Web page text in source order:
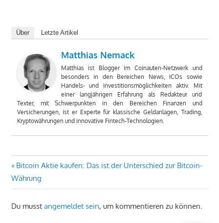
Über Letzte Artikel
Matthias Nemack
Matthias ist Blogger im Coinauten-Netzwerk und
besonders in den Bereichen News, ICOs sowie
Handels- und Investitionsmöglichkeiten aktiv. Mit
einer langjährigen Erfahrung als Redakteur und
Texter, mit Schwerpunkten in den Bereichen Finanzen und
Versicherungen, ist er Experte für klassische Geldanlagen, Trading,
Kryptowährungen und innovative Fintech-Technologien.
Beitragsnavigation
Vorheriger
Beitrag:
Bitcoin Aktie kaufen: Das ist der Unterschied zur Bitcoin-
Währung
Du musst angemeldet sein, um kommentieren zu können.